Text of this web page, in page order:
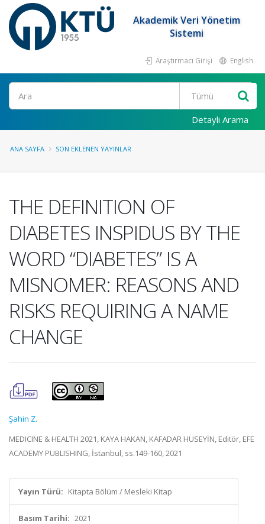
Akademik Veri Yönetim
Sistemi
Araştırmacı Girişi English
Ara
Detaylı Arama
ANA SAYFA SON EKLENEN YAYINLAR
THE DEFINITION OF
DIABETES INSPIDUS BY THE
WORD “DIABETES” IS A
MISNOMER: REASONS AND
RISKS REQUIRING A NAME
CHANGE
Şahin Z.
MEDICINE & HEALTH 2021, KAYA HAKAN, KAFADAR HÜSEYİN, Editör, EFE
ACADEMY PUBLISHING, İstanbul, ss.149-160, 2021
Yayın Türü: Kitapta Bölüm / Mesleki Kitap
Basım Tarihi: 2021